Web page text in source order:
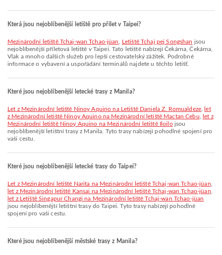
Která jsou nejoblíbenější letiště pro přílet v Taipei?
Mezinárodní letiště Tchaj-wan Tchao-jüan Letiště Tchaj pej Songshan jsou
nejoblíbenější příletová letiště v Taipei. Tato letiště nabízejí Čekárna, Čekárna,
Vlak a mnoho dalších služeb pro lepší cestovatelský zážitek. Podrobné
informace o vybavení a uspořádání terminálů najdete u těchto letišť.
Které jsou nejoblíbenější letecké trasy z Manila?
let z Mezinárodní letiště Ninoy Aquino na Letiště Daniela Z. Romualdeze,
let
z Mezinárodní letiště Ninoy Aquino na Mezinárodní letiště Mactan Cebu
let z
Mezinárodní letiště Ninoy Aquino na Mezinárodní letiště Iloilojsou
nejoblíbenější letištní trasy z Manila. Tyto trasy nabízejí pohodlné spojení pro
vaši cestu.
Které jsou nejoblíbenější letecké trasy do Taipei?
let z Mezinárodní letiště Narita na Mezinárodní letiště Tchaj-wan Tchao-jüan
let z Mezinárodní letiště Kansai na Mezinárodní letiště Tchaj-wan Tchao-jüan
let z Letiště Singapur Changi na Mezinárodní letiště Tchaj-wan Tchao-jüan
jsou nejoblíbenější letištní trasy do Taipei. Tyto trasy nabízejí pohodlné
spojení pro vaši cestu.
Které jsou nejoblíbenější městské trasy z Manila?